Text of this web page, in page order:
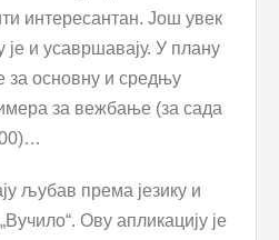
интересантан. Још увек
је и усавршавају. У плану
за основну и средњу
за вежбање (за сада
љубав према језику и
Ову апликацију је